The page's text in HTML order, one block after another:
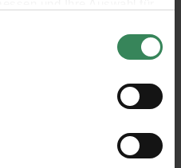
kann jederzeit über den
Fußbereich der Seite
den Empfängern der
und komfortable